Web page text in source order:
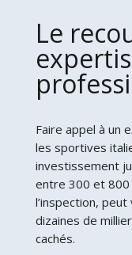
Le
Faire appel à un
les sportives
investissement
entre 300 et 800
l’inspection,
dizaines de
cachés.